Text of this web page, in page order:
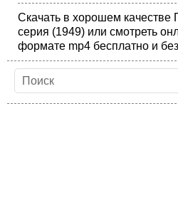
Скачать в хорошем качестве
серия (1949) или смотреть
формате mp4 бесплатно и